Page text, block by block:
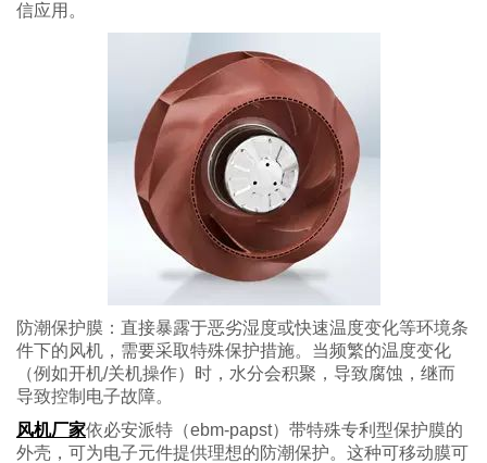
信应用。
防潮保护膜：直接暴露于恶劣湿度或快速温度变化等环境条
件下的风机，需要采取特殊保护措施。当频繁的温度变化
（例如开机/关机操作）时，水分会积聚，导致腐蚀，继而
导致控制电子故障。
风机厂家依必安派特（ebm-papst）带特殊专利型保护膜的
外壳，可为电子元件提供理想的防潮保护。这种可移动膜可